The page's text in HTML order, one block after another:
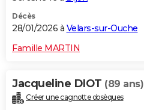
Décès
28/01/2026 à Velars-sur-Ouche
Famille MARTIN
Jacqueline DIOT (89 ans)
Créer une cagnotte obsèques